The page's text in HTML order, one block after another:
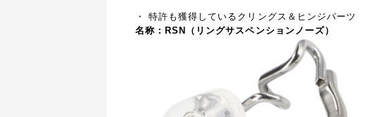
・ 特許も獲得しているクリングス＆ヒンジパーツ
名称：RSN（リングサスペンションノーズ）